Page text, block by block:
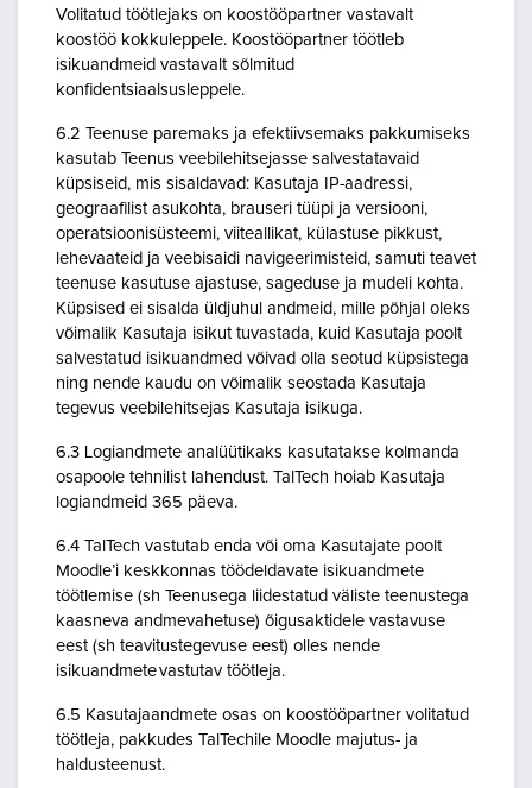
Volitatud töötlejaks on koostööpartner vastavalt
koostöö kokkuleppele. Koostööpartner töötleb
isikuandmeid vastavalt sõlmitud
konfidentsiaalsusleppele.
6.2 Teenuse paremaks ja efektiivsemaks pakkumiseks
kasutab Teenus veebilehitsejasse salvestatavaid
küpsiseid, mis sisaldavad: Kasutaja IP-aadressi,
geograafilist asukohta, brauseri tüüpi ja versiooni,
operatsioonisüsteemi, viiteallikat, külastuse pikkust,
lehevaateid ja veebisaidi navigeerimisteid, samuti teavet
teenuse kasutuse ajastuse, sageduse ja mudeli kohta.
Küpsised ei sisalda üldjuhul andmeid, mille põhjal oleks
võimalik Kasutaja isikut tuvastada, kuid Kasutaja poolt
salvestatud isikuandmed võivad olla seotud küpsistega
ning nende kaudu on võimalik seostada Kasutaja
tegevus veebilehitsejas Kasutaja isikuga.
6.3 Logiandmete analüütikaks kasutatakse kolmanda
osapoole tehnilist lahendust. TalTech hoiab Kasutaja
logiandmeid 365 päeva.
6.4 TalTech vastutab enda või oma Kasutajate poolt
Moodle’i keskkonnas töödeldavate isikuandmete
töötlemise (sh Teenusega liidestatud väliste teenustega
kaasneva andmevahetuse) õigusaktidele vastavuse
eest (sh teavitustegevuse eest) olles nende
isikuandmete vastutav töötleja.
6.5 Kasutajaandmete osas on koostööpartner volitatud
töötleja, pakkudes TalTechile Moodle majutus- ja
haldusteenust.